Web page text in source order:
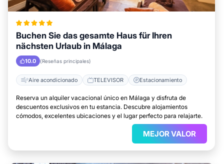
Buchen Sie das gesamte Haus für Ihren
nächsten Urlaub in Málaga
10.0 (Reseñas principales)
Aire acondicionado TELEVISOR Estacionamiento
Reserva un alquiler vacacional único en Málaga y disfruta de
descuentos exclusivos en tu estancia. Descubre alojamientos
cómodos, excelentes ubicaciones y el lugar perfecto para relajarte.
MEJOR VALOR